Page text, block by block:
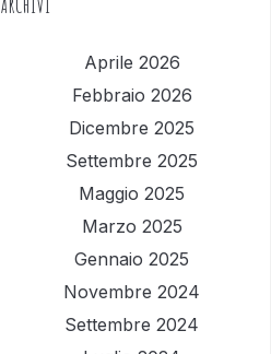
ARCHIVI
Aprile 2026
Febbraio 2026
Dicembre 2025
Settembre 2025
Maggio 2025
Marzo 2025
Gennaio 2025
Novembre 2024
Settembre 2024